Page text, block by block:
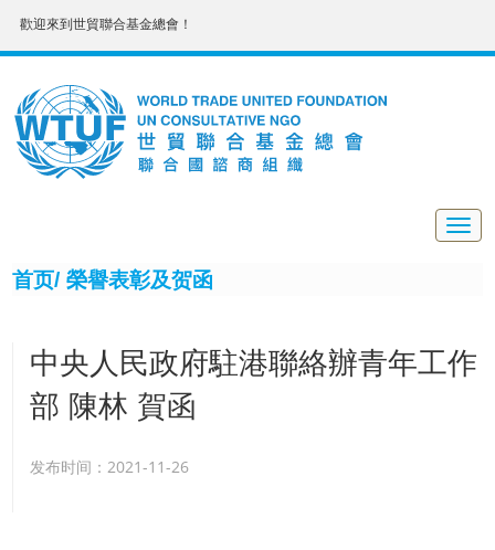
歡迎來到世貿聯合基金總會！
首页/ 榮譽表彰及贺函
中央人民政府駐港聯絡辦青年工作
部 陳林 賀函
发布时间：2021-11-26